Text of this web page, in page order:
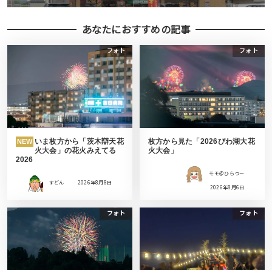
あなたにおすすめの記事
フォト
NEW いま枚方から「茨木辯天花
火大会」の花火みえてる
2026
すどん 2026年8月8日
フォト
枚方から見た「2026びわ湖大花
火大会」
モモ＠ひらつー
2026年8月6日
フォト フォト